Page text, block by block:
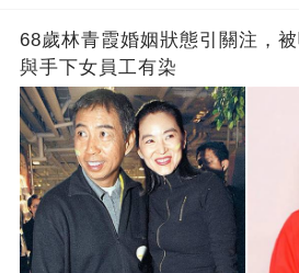
68歲林青霞婚姻狀態引關注，
與手下女員工有染